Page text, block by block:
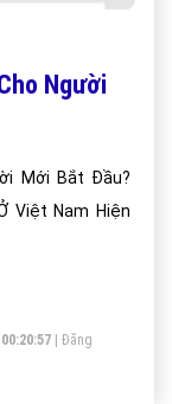
Người
Mới Bắt Đầu?
Việt Nam Hiện
Đăng